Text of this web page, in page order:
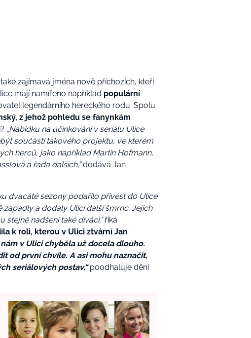
zajímavá jména nově příchozích, kteří
mají namířeno například populární
legendárního hereckého rodu. Spolu
, z jehož pohledu se fanynkám
„Nabídku na účinkování v seriálu Ulice
součástí takového projektu, ve kterém
herců, jako například Martin Hofmann,
a řada dalších,“dodává Jan
dvacáté sezony podařilo přivést do Ulice
a dodaly Ulici další šmrnc. Jejich
nadšení také diváci,“ říká
k roli, kterou v Ulici ztvární Jan
v Ulici chyběla už docela dlouho.
od první chvíle. A asi mohu naznačit,
seriálových postav,“ poodhaluje dění